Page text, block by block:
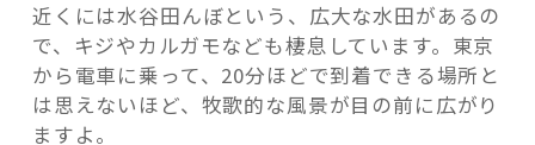
近くには水谷田んぼという、広大な水田があるの
で、キジやカルガモなども棲息しています。東京
から電車に乗って、20分ほどで到着できる場所と
は思えないほど、牧歌的な風景が目の前に広がり
ますよ。